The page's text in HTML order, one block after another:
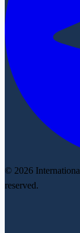
© 2026
reserved.